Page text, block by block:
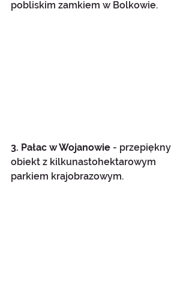
pobliskim zamkiem w Bolkowie.
3. Pałac w Wojanowie - przepiękny
obiekt z kilkunastohektarowym
parkiem krajobrazowym.